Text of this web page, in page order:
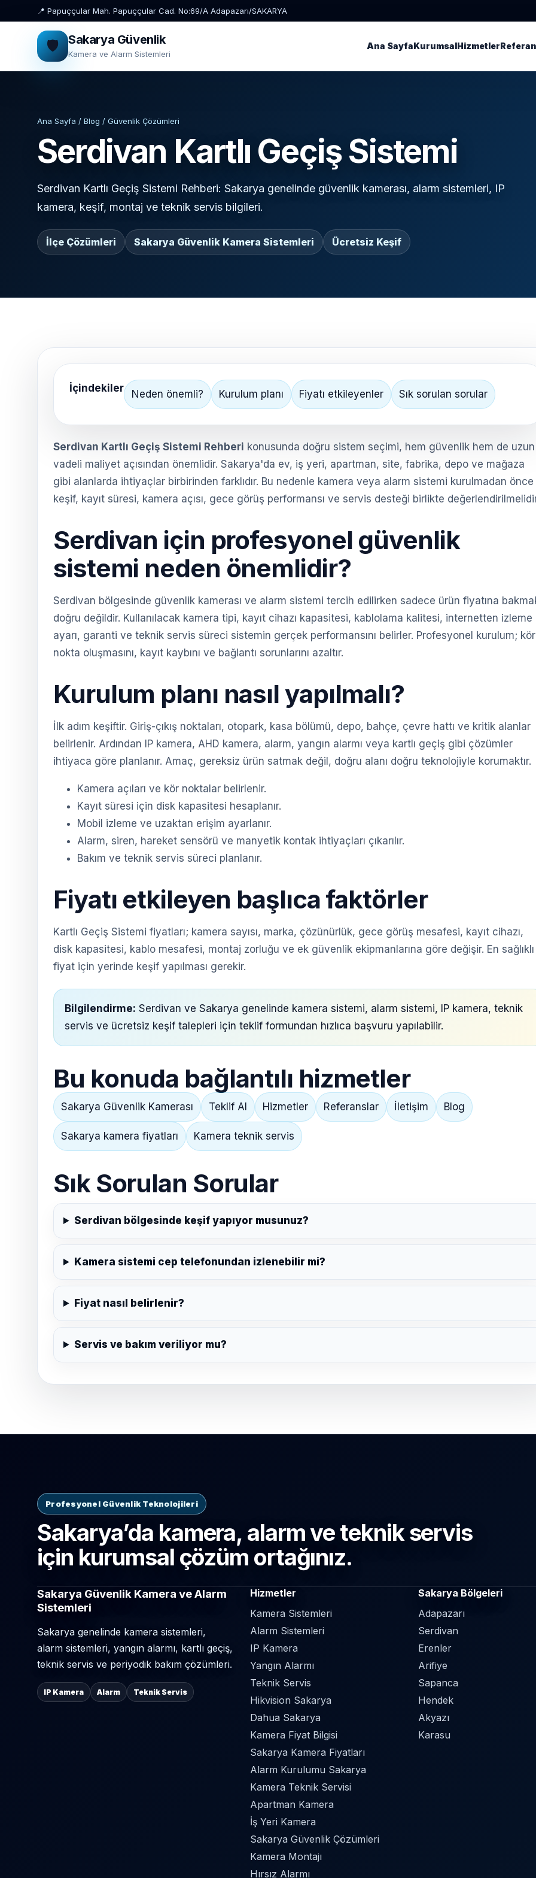
📍 Papuççular Mah. Papuççular Cad. No:69/A Adapazarı/SAKARYA
🛡️ Sakarya Güvenlik
Kamera ve Alarm Sistemleri
Ana SayfaKurumsalHizmetler
Ana Sayfa / Blog / Güvenlik Çözümleri
Serdivan Kartlı Geçiş Sistemi
Serdivan Kartlı Geçiş Sistemi Rehberi: Sakarya genelinde güvenlik kamerası, alarm sistemleri, IP
kamera, keşif, montaj ve teknik servis bilgileri.
İlçe Çözümleri Sakarya Güvenlik Kamera Sistemleri Ücretsiz Keşif
İçindekiler Neden önemli? Kurulum planı Fiyatı etkileyenler Sık sorulan sorular
Serdivan Kartlı Geçiş Sistemi Rehberi konusunda doğru sistem seçimi, hem güvenlik hem de uzun
vadeli maliyet açısından önemlidir. Sakarya'da ev, iş yeri, apartman, site, fabrika, depo ve mağaza
gibi alanlarda ihtiyaçlar birbirinden farklıdır. Bu nedenle kamera veya alarm sistemi kurulmadan önce
keşif, kayıt süresi, kamera açısı, gece görüş performansı ve servis desteği birlikte
Serdivan için profesyonel güvenlik
sistemi neden önemlidir?
Serdivan bölgesinde güvenlik kamerası ve alarm sistemi tercih edilirken sadece ürün fiyatına
doğru değildir. Kullanılacak kamera tipi, kayıt cihazı kapasitesi, kablolama kalitesi, internetten izleme
ayarı, garanti ve teknik servis süreci sistemin gerçek performansını belirler. Profesyonel kurulum; kör
nokta oluşmasını, kayıt kaybını ve bağlantı sorunlarını azaltır.
Kurulum planı nasıl yapılmalı?
İlk adım keşiftir. Giriş-çıkış noktaları, otopark, kasa bölümü, depo, bahçe, çevre hattı ve kritik alanlar
belirlenir. Ardından IP kamera, AHD kamera, alarm, yangın alarmı veya kartlı geçiş gibi çözümler
ihtiyaca göre planlanır. Amaç, gereksiz ürün satmak değil, doğru alanı doğru teknolojiyle korumaktır.
Kamera açıları ve kör noktalar belirlenir.
Kayıt süresi için disk kapasitesi hesaplanır.
Mobil izleme ve uzaktan erişim ayarlanır.
Alarm, siren, hareket sensörü ve manyetik kontak ihtiyaçları çıkarılır.
Bakım ve teknik servis süreci planlanır.
Fiyatı etkileyen başlıca faktörler
Kartlı Geçiş Sistemi fiyatları; kamera sayısı, marka, çözünürlük, gece görüş mesafesi, kayıt cihazı,
disk kapasitesi, kablo mesafesi, montaj zorluğu ve ek güvenlik ekipmanlarına göre değişir. En sağlıklı
fiyat için yerinde keşif yapılması gerekir.
Bilgilendirme: Serdivan ve Sakarya genelinde kamera sistemi, alarm sistemi, IP kamera, teknik
servis ve ücretsiz keşif talepleri için teklif formundan hızlıca başvuru yapılabilir.
Bu konuda bağlantılı hizmetler
Sakarya Güvenlik Kamerası Teklif Al Hizmetler Referanslar İletişim Blog
Sakarya kamera fiyatları Kamera teknik servis
Sık Sorulan Sorular
Serdivan bölgesinde keşif yapıyor musunuz?
Kamera sistemi cep telefonundan izlenebilir mi?
Fiyat nasıl belirlenir?
Servis ve bakım veriliyor mu?
Profesyonel Güvenlik Teknolojileri
Sakarya’da kamera, alarm ve teknik servis
için kurumsal çözüm ortağınız.
Sakarya Güvenlik Kamera ve Alarm
Sistemleri
Sakarya genelinde kamera sistemleri,
alarm sistemleri, yangın alarmı, kartlı geçiş,
teknik servis ve periyodik bakım çözümleri.
IP Kamera Alarm Teknik Servis
Hizmetler
Kamera Sistemleri
Alarm Sistemleri
IP Kamera
Yangın Alarmı
Teknik Servis
Hikvision Sakarya
Dahua Sakarya
Kamera Fiyat Bilgisi
Sakarya Kamera Fiyatları
Alarm Kurulumu Sakarya
Kamera Teknik Servisi
Apartman Kamera
İş Yeri Kamera
Sakarya Güvenlik Çözümleri
Kamera Montajı
Hırsız Alarmı
Sakarya Bölgeleri
Adapazarı
Serdivan
Erenler
Arifiye
Sapanca
Hendek
Akyazı
Karasu